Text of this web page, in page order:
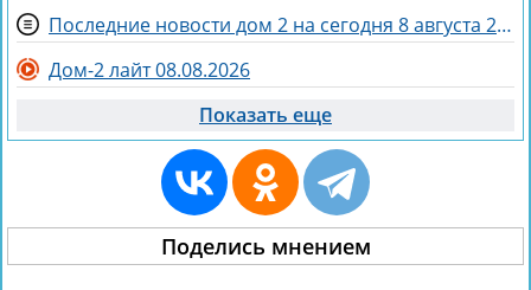
Последние новости дом 2 на сегодня 8 августа 2026
Дом-2 лайт 08.08.2026
Показать еще
Поделись мнением